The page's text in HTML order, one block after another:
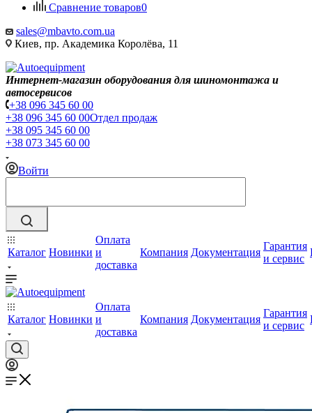
Сравнение товаров0
sales@mbavto.com.ua
Киев, пр. Академика Королёва, 11
Интернет-магазин оборудования для шиномонтажа и
автосервисов
+38 096 345 60 00
+38 096 345 60 00Отдел продаж
+38 095 345 60 00
+38 073 345 60 00
Войти
Каталог Новинки
Оплата
и
доставка
Компания Документация
Гарантия
и сервис
Каталог Новинки
Оплата
и
доставка
Компания Документация
Гарантия
и сервис